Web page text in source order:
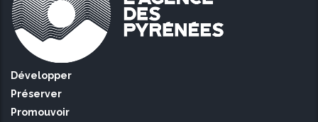
Développer
Préserver
Promouvoir